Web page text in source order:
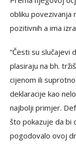
obliku povezivanja
pozitivnih a ima
“Česti su slučajevi
plasiraju na bh.
cijenom ili
deklaracije kao
najbolji primjer.
što pokazuje da bi
pogodovalo ovoj